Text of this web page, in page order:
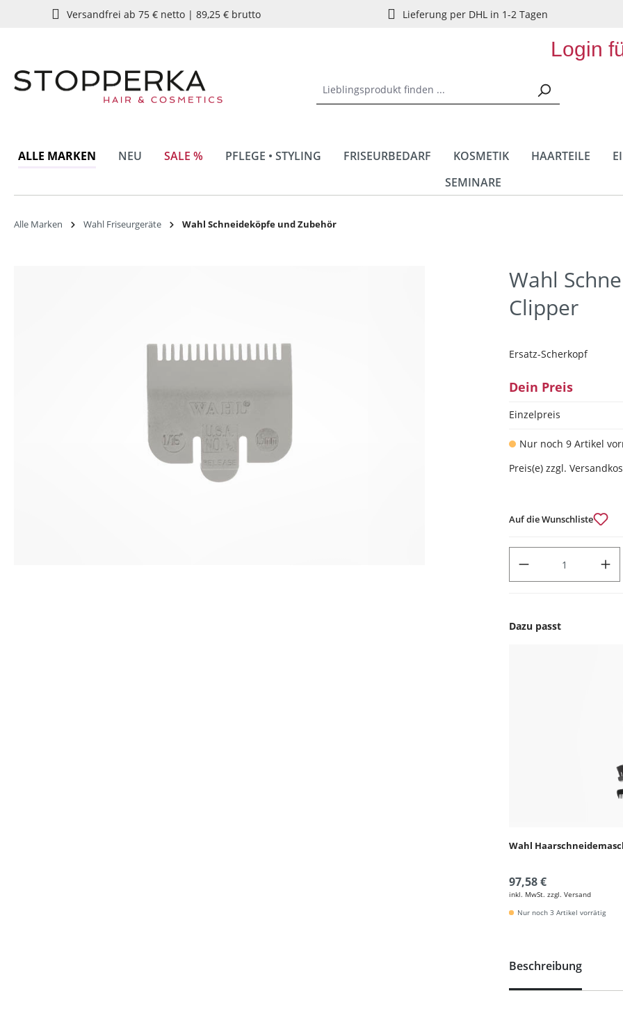
Zur Hauptnavigation springen
Versandfrei ab 75 € netto | 89,25 € brutto Lieferung per DHL in 1-2 Tagen
Login
ALLE MARKEN NEU SALE % PFLEGE • STYLING FRISEURBEDARF KOSMETIK HAARTEILE
SEMINARE
Alle Marken Wahl Friseurgeräte Wahl Schneideköpfe und Zubehör
Wahl
Clipper
Ersatz-Scherkopf
Dein Preis
Einzelpreis
Nur noch 9 Artikel
Preis(e) zzgl.
Auf die Wunschliste
Dazu passt
Wahl
97,58 €
inkl. MwSt. zzgl. Versand
Nur noch 3 Artikel vorrätig
Beschreibung